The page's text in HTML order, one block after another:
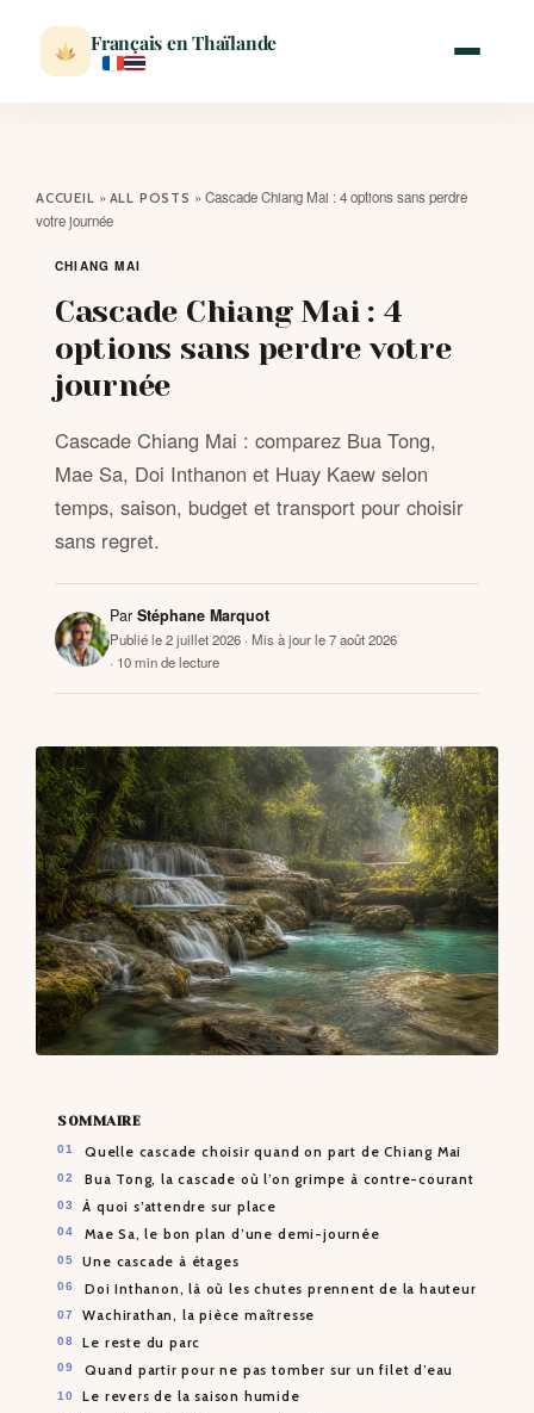
Français en Thaïlande
VISITER
MÉTÉO
EXPATRIATION
ACCUEIL » ALL POSTS » Cascade Chiang Mai : 4 options sans perdre
votre journée
CHIANG MAI
Cascade Chiang Mai : 4
options sans perdre votre
journée
Cascade Chiang Mai : comparez Bua Tong,
Mae Sa, Doi Inthanon et Huay Kaew selon
temps, saison, budget et transport pour choisir
sans regret.
Par Stéphane Marquot
Publié le 2 juillet 2026 · Mis à jour le 7 août 2026
· 10 min de lecture
SOMMAIRE
Quelle cascade choisir quand on part de Chiang Mai
Bua Tong, la cascade où l’on grimpe à contre-courant
À quoi s’attendre sur place
Mae Sa, le bon plan d’une demi-journée
Une cascade à étages
Doi Inthanon, là où les chutes prennent de la hauteur
Wachirathan, la pièce maîtresse
Le reste du parc
Quand partir pour ne pas tomber sur un filet d’eau
Le revers de la saison humide